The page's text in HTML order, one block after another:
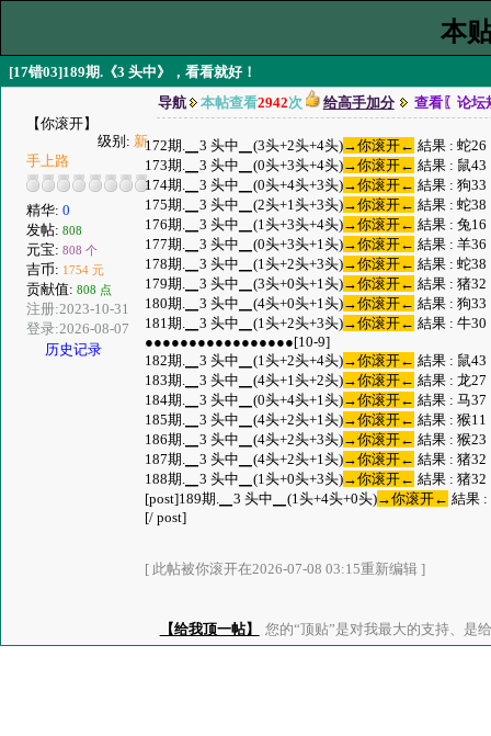
本
[17错03]189期.《3 头中》，看看就好！
【你滚开】
级别: 新
手上路
精华: 0
发帖: 808
元宝: 808 个
吉币: 1754 元
贡献值: 808 点
注册:2023-10-31
登录:2026-08-07
历史记录
导航 本帖查看2942次 给高手加分 查看〖论坛
172期.▁3 头中▁(3头+2头+4头)→你滚开← 結果 : 蛇26
173期.▁3 头中▁(0头+3头+4头)→你滚开← 結果 : 鼠43
174期.▁3 头中▁(0头+4头+3头)→你滚开← 結果 : 狗33
175期.▁3 头中▁(2头+1头+3头)→你滚开← 結果 : 蛇38
176期.▁3 头中▁(1头+3头+4头)→你滚开← 結果 : 兔16
177期.▁3 头中▁(0头+3头+1头)→你滚开← 結果 : 羊36
178期.▁3 头中▁(1头+2头+3头)→你滚开← 結果 : 蛇38
179期.▁3 头中▁(3头+0头+1头)→你滚开← 結果 : 猪32
180期.▁3 头中▁(4头+0头+1头)→你滚开← 結果 : 狗33
181期.▁3 头中▁(1头+2头+3头)→你滚开← 結果 : 牛30
●●●●●●●●●●●●●●●●●[10-9]
182期.▁3 头中▁(1头+2头+4头)→你滚开← 結果 : 鼠43
183期.▁3 头中▁(4头+1头+2头)→你滚开← 結果 : 龙27
184期.▁3 头中▁(0头+4头+1头)→你滚开← 結果 : 马37
185期.▁3 头中▁(4头+2头+1头)→你滚开← 結果 : 猴11
186期.▁3 头中▁(4头+2头+3头)→你滚开← 結果 : 猴23
187期.▁3 头中▁(4头+2头+1头)→你滚开← 結果 : 猪32
188期.▁3 头中▁(1头+0头+3头)→你滚开← 結果 : 猪32
[post]189期.▁3 头中▁(1头+4头+0头)→你滚开← 結果 :
[/ post]
[ 此帖被你滚开在2026-07-08 03:15重新编辑 ]
【给我顶一帖】 您的“顶贴”是对我最大的支持、是